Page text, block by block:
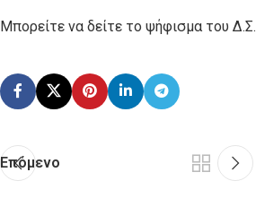
Μπορείτε να δείτε το ψήφισμα του Δ.Σ.
Επόμενο